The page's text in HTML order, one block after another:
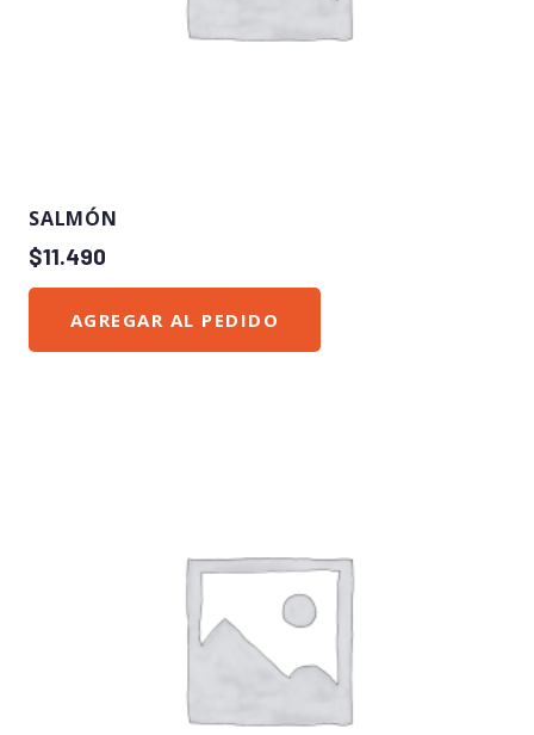
SALMÓN
$11.490
AGREGAR AL PEDIDO